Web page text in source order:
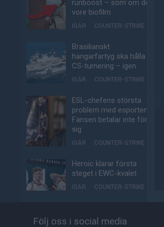
runboost – som om det
vore biofilm
IGÅR COUNTER-STRIKE
Brasilianskt
hangarfartyg ska hålla
CS-turnering – igen
IGÅR COUNTER-STRIKE
ESL-chefens största
problem med esporten:
Fansen betalar inte för
sig
IGÅR COUNTER-STRIKE
Heroic klarar första
steget i EWC-kvalet
IGÅR COUNTER-STRIKE
matcher i kvalet till
Följ oss i social media